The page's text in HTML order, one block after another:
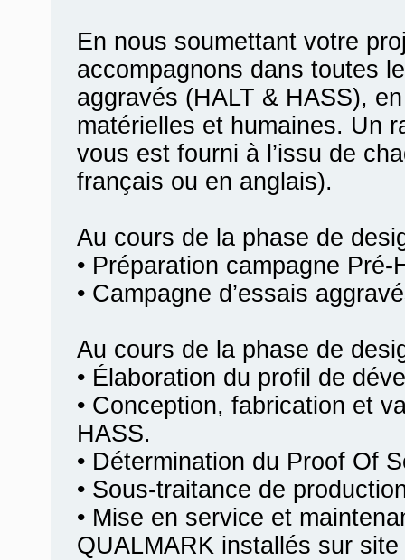
En nous soumettant votre
accompagnons dans toutes
aggravés (HALT & HASS),
matérielles et humaines. Un
vous est fourni à l’issu de
français ou en anglais).
Au cours de la phase de
• Préparation campagne Pré-
• Campagne d’essais
Au cours de la phase de
• Élaboration du profil de
• Conception, fabrication et
HASS.
• Détermination du Proof Of
• Sous-traitance de
• Mise en service et
QUALMARK installés sur